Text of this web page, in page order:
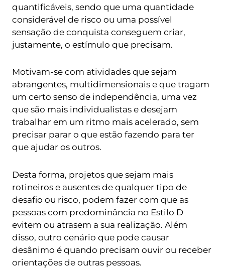
quantificáveis, sendo que uma quantidade
considerável de risco ou uma possível
sensação de conquista conseguem criar,
justamente, o estímulo que precisam.
Motivam-se com atividades que sejam
abrangentes, multidimensionais e que tragam
um certo senso de independência, uma vez
que são mais individualistas e desejam
trabalhar em um ritmo mais acelerado, sem
precisar parar o que estão fazendo para ter
que ajudar os outros.
Desta forma, projetos que sejam mais
rotineiros e ausentes de qualquer tipo de
desafio ou risco, podem fazer com que as
pessoas com predominância no Estilo D
evitem ou atrasem a sua realização. Além
disso, outro cenário que pode causar
desânimo é quando precisam ouvir ou receber
orientações de outras pessoas.